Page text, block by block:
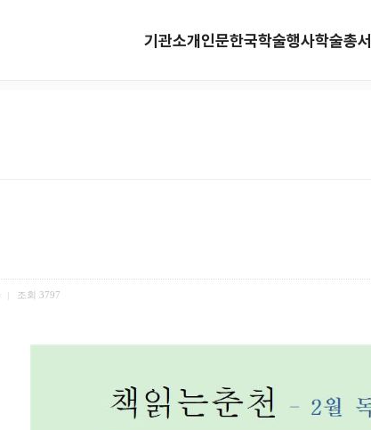
기관소개인문한국학술행사학술총서
조회 3797